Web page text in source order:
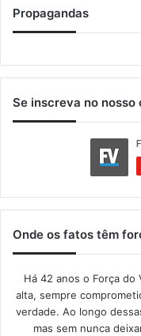
Propagandas
Se inscreva no nosso
Onde os fatos têm
Há 42 anos o Força do
alta, sempre
verdade. Ao longo
mas sem nunca